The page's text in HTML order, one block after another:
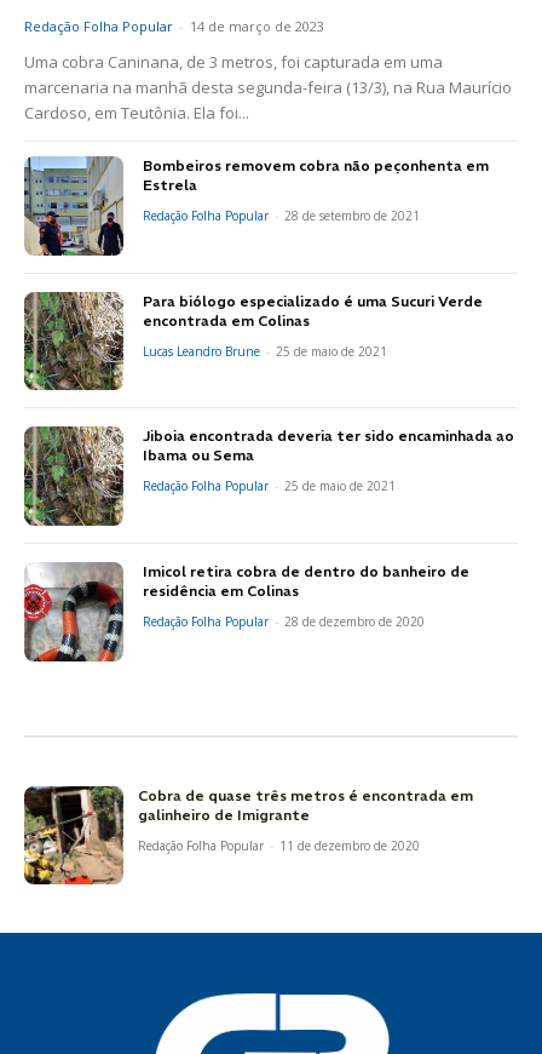
Redação Folha Popular - 14 de março de 2023
Uma cobra Caninana, de 3 metros, foi capturada em uma
marcenaria na manhã desta segunda-feira (13/3), na Rua Maurício
Cardoso, em Teutônia. Ela foi...
Bombeiros removem cobra não peçonhenta em
Estrela
Redação Folha Popular - 28 de setembro de 2021
Para biólogo especializado é uma Sucuri Verde
encontrada em Colinas
Lucas Leandro Brune - 25 de maio de 2021
Jiboia encontrada deveria ter sido encaminhada ao
Ibama ou Sema
Redação Folha Popular - 25 de maio de 2021
Imicol retira cobra de dentro do banheiro de
residência em Colinas
Redação Folha Popular - 28 de dezembro de 2020
Cobra de quase três metros é encontrada em
galinheiro de Imigrante
Redação Folha Popular - 11 de dezembro de 2020